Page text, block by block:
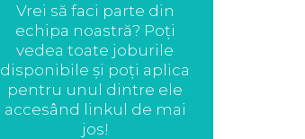
Vrei să faci parte din
echipa noastră? Poți
vedea toate joburile
disponibile și poți aplica
pentru unul dintre ele
accesând linkul de mai
jos!